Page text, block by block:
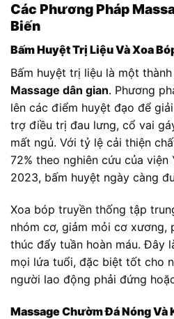
Các Phương Pháp
Biến
Bấm Huyệt Trị Liệu Và Xoa
Bấm huyệt trị liệu là một
Massage dân gian. Phương
lên các điểm huyệt đạo để
trợ điều trị đau lưng, cổ vai
mất ngủ. Với tỷ lệ cải thiện
72% theo nghiên cứu của
2023, bấm huyệt ngày càng
Xoa bóp truyền thống tập
nhóm cơ, giảm mỏi cơ xương,
thúc đẩy tuần hoàn máu. Đây
mọi lứa tuổi, đặc biệt tốt cho
người lao động phải đứng
Massage Chườm Đá Nóng Và